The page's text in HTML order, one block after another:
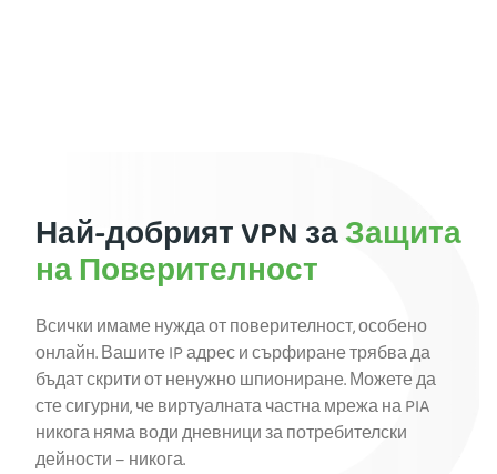
Най-добрият VPN заЗащита
на Поверителност
Всички имаме нужда от поверителност, особено
онлайн. Вашите IP адрес и сърфиране трябва да
бъдат скрити от ненужно шпиониране. Можете да
сте сигурни, че виртуалната частна мрежа на PIA
никога няма води дневници за потребителски
дейности – никога.